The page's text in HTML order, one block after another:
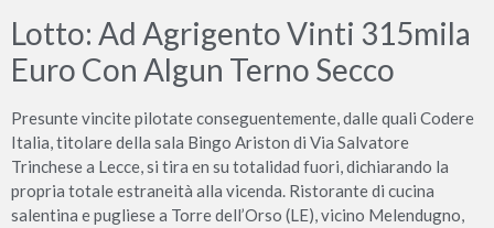
Lotto: Ad Agrigento Vinti 315mila
Euro Con Algun Terno Secco
Presunte vincite pilotate conseguentemente, dalle quali Codere
Italia, titolare della sala Bingo Ariston di Via Salvatore
Trinchese a Lecce, si tira en su totalidad fuori, dichiarando la
propria totale estraneità alla vicenda. Ristorante di cucina
salentina e pugliese a Torre dell’Orso (LE), vicino Melendugno,